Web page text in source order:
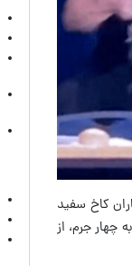
در شام خبرنگاران کاخ سفید
جرم، از